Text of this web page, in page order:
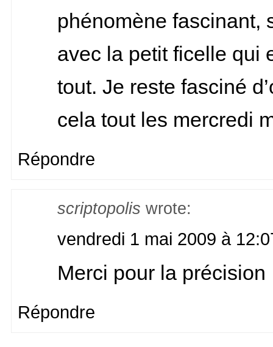
phénomène fascinant,
avec la petit ficelle qui
tout. Je reste fasciné
cela tout les mercredi
Répondre
scriptopolis wrote:
vendredi 1 mai 2009 à
Merci pour la précision
Répondre